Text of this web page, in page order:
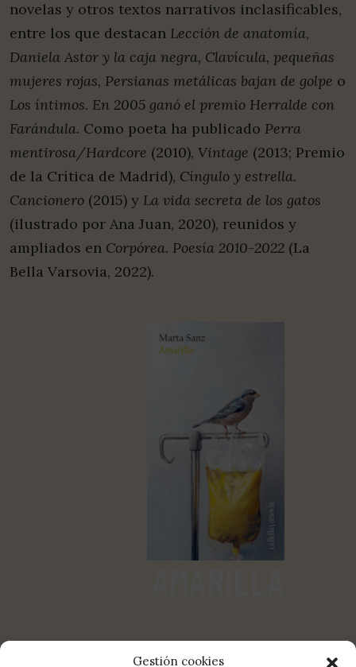
Gestión cookies
novelas y otros textos narrativos inclasificables,
entre los que destacan Lección de anatomía,
Daniela Astor y la caja negra, Clavícula, pequeñas
mujeres rojas, Persianas metálicas bajan de golpe o
Los íntimos. En 2005 ganó el premio Herralde con
Farándula. Como poeta ha publicado Perra
mentirosa/Hardcore (2010), Vintage (2013; Premio
de la Crítica de Madrid), Cíngulo y estrella.
Cancionero (2015) y La vida secreta de los gatos
(ilustrado por Ana Juan, 2020), reunidos y
ampliados en Corpórea. Poesía 2010-2022 (La
Bella Varsovia, 2022).